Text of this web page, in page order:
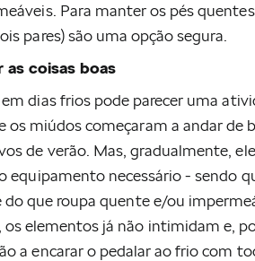
Para manter os pés
pares) são uma opção segura.
as coisas boas
dias frios pode parecer uma
os miúdos começaram a andar de
de verão. Mas, gradualmente,
equipamento necessário - sendo
que roupa quente e/ou
elementos já não intimidam e,
a encarar o pedalar ao frio com